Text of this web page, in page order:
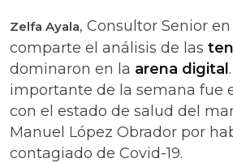
Zelfa Ayala, Consultor Senior en
comparte el análisis de las
dominaron en la arena digital
importante de la semana fue
con el estado de salud del
Manuel López Obrador por
contagiado de Covid-19.